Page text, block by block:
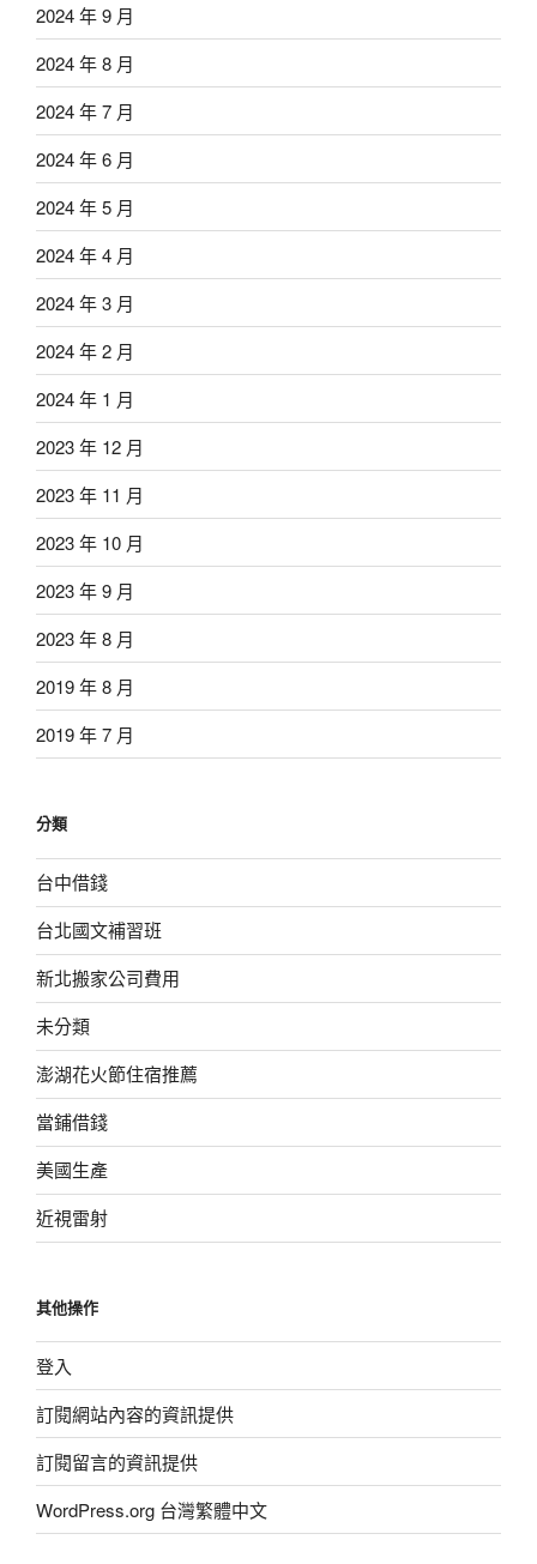
2024 年 9 月
2024 年 8 月
2024 年 7 月
2024 年 6 月
2024 年 5 月
2024 年 4 月
2024 年 3 月
2024 年 2 月
2024 年 1 月
2023 年 12 月
2023 年 11 月
2023 年 10 月
2023 年 9 月
2023 年 8 月
2019 年 8 月
2019 年 7 月
分類
台中借錢
台北國文補習班
新北搬家公司費用
未分類
澎湖花火節住宿推薦
當鋪借錢
美國生產
近視雷射
其他操作
登入
訂閱網站內容的資訊提供
訂閱留言的資訊提供
WordPress.org 台灣繁體中文